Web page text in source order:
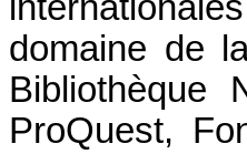
domaine de
Bibliothèque
ProQuest,